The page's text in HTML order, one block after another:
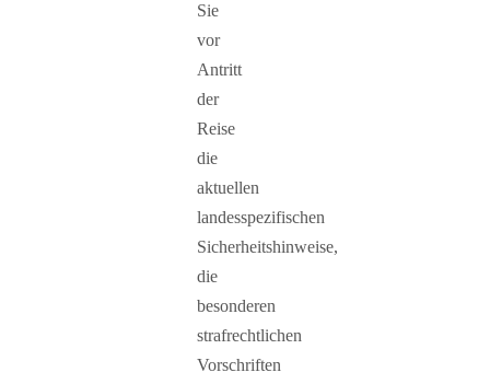
Sie
vor
Antritt
der
Reise
die
aktuellen
landesspezifischen
Sicherheitshinweise,
die
besonderen
strafrechtlichen
Vorschriften